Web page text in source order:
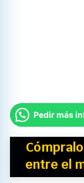
Pedir más
entre el